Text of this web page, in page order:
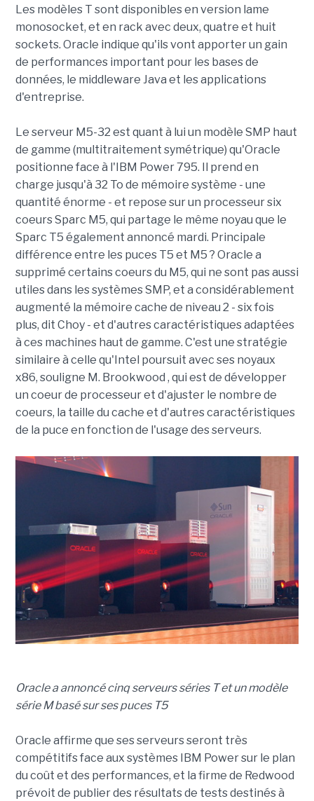
Les modèles T sont disponibles en version lame
monosocket, et en rack avec deux, quatre et huit
sockets. Oracle indique qu'ils vont apporter un gain
de performances important pour les bases de
données, le middleware Java et les applications
d'entreprise.
Le serveur M5-32 est quant à lui un modèle SMP haut
de gamme (multitraitement symétrique) qu'Oracle
positionne face à l'IBM Power 795. Il prend en
charge jusqu'à 32 To de mémoire système - une
quantité énorme - et repose sur un processeur six
coeurs Sparc M5, qui partage le même noyau que le
Sparc T5 également annoncé mardi. Principale
différence entre les puces T5 et M5 ? Oracle a
supprimé certains coeurs du M5, qui ne sont pas aussi
utiles dans les systèmes SMP, et a considérablement
augmenté la mémoire cache de niveau 2 - six fois
plus, dit Choy - et d'autres caractéristiques adaptées
à ces machines haut de gamme. C'est une stratégie
similaire à celle qu'Intel poursuit avec ses noyaux
x86, souligne M. Brookwood , qui est de développer
un coeur de processeur et d'ajuster le nombre de
coeurs, la taille du cache et d'autres caractéristiques
de la puce en fonction de l'usage des serveurs.
Oracle a annoncé cinq serveurs séries T et un modèle
série M basé sur ses puces T5
Oracle affirme que ses serveurs seront très
compétitifs face aux systèmes IBM Power sur le plan
du coût et des performances, et la firme de Redwood
prévoit de publier des résultats de tests destinés à